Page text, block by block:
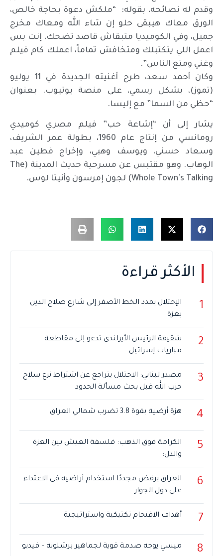
وقدم له نصائحه، بقوله: “ملكش دعوة بحاجة خالص،
الورق معاك هيبقى حلو إن شاء الله ومعاك مخرج
جميل، وفي الكوميديا متبقاش قاصد تضحك، إنت بس
اعمل اللي يتكتبلك ومتخافش تماماً، اعملك كام فيلم
وغني ومتع الناس”.
وكان أحمد سعد، طرح أغنيته الجديدة في 11 يوليو
(تموز)، بشكل رسمي، على منصة يوتيوب. بعنوان
“حظي من السما” مع إليسا.
يشار إلى أن “إشاعة حب” فيلم مصري كوميدي
رومانسي من إنتاج عام 1960، بطولة عمر الشريف،
وسعاد حسني، ويوسف وهبي، وإخراج فطين عبد
الوهاب. وهو مقتبس عن مسرحية حديث المدينة (The
Whole Town’s Talking) لجون إمرسون وأنيتا لوس.
الأكثر قراءة
1
الإحتلال يمدد الخط الأصفر إلى شارع صلاح الدين
بغزة
2
شقيقة الرئيس الأيرلندي تدعو إلى مقاطعة
مباريات إسرائيل
3
مصدر لبناني: الاحتلال يتراجع عن اشتراط نزع سلاح
حزب الله قبل بحث مسألة الحدود
4 هزة أرضية بقوة 3.8 تضرب شمالي العراق
5
الكرامة فوق الذهب: فلسفة العيش بين العزة
والذل:
6
العراق يرفض مجددًا استخدام أراضيه في الاعتداء
على دول الجوار
7 أهداف الاقتحام تكتيكية واستراتيجية
8 ميسي يوجه صدمة قوية لجماهير برشلونة – فيديو